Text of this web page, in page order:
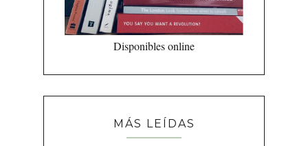
Disponibles online
MÁS LEÍDAS